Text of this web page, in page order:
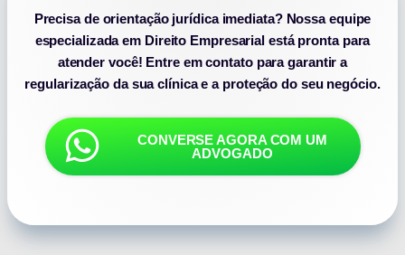
Precisa de orientação jurídica imediata? Nossa equipe
especializada em Direito Empresarial está pronta para
atender você! Entre em contato para garantir a
regularização da sua clínica e a proteção do seu negócio.
CONVERSE AGORA COM UM
ADVOGADO